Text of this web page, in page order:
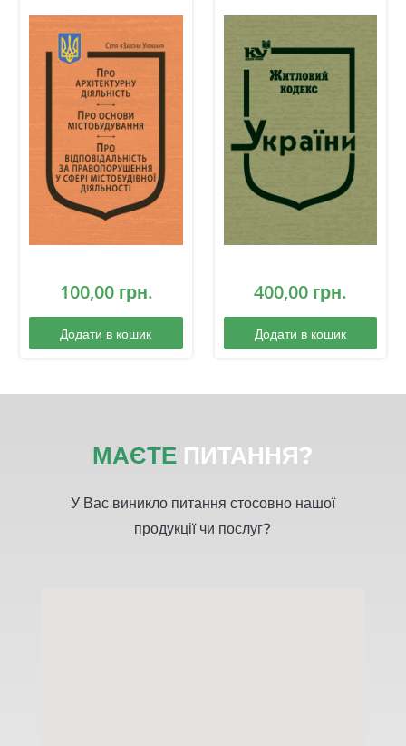
«Про відповідальність
за правопорушення у
сфері містобудівної
діяльності»
100,00 грн.
Додати в кошик
400,00 грн.
Додати в кошик
МАЄТЕ ПИТАННЯ?
У Вас виникло питання стосовно нашої
продукції чи послуг?